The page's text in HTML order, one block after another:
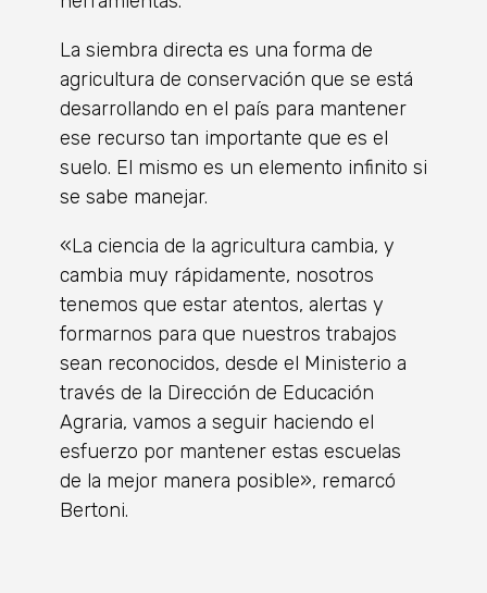
La siembra directa es una forma de
agricultura de conservación que se está
desarrollando en el país para mantener
ese recurso tan importante que es el
suelo. El mismo es un elemento infinito si
se sabe manejar.
«La ciencia de la agricultura cambia, y
cambia muy rápidamente, nosotros
tenemos que estar atentos, alertas y
formarnos para que nuestros trabajos
sean reconocidos, desde el Ministerio a
través de la Dirección de Educación
Agraria, vamos a seguir haciendo el
esfuerzo por mantener estas escuelas
de la mejor manera posible», remarcó
Bertoni.